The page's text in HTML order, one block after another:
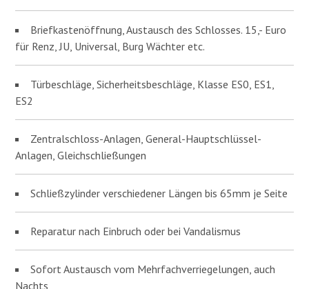
Briefkastenöffnung, Austausch des Schlosses. 15,- Euro
für Renz, JU, Universal, Burg Wächter etc.
Türbeschläge, Sicherheitsbeschläge, Klasse ES0, ES1,
ES2
Zentralschloss-Anlagen, General-Hauptschlüssel-
Anlagen, Gleichschließungen
Schließzylinder verschiedener Längen bis 65mm je Seite
Reparatur nach Einbruch oder bei Vandalismus
Sofort Austausch vom Mehrfachverriegelungen, auch
Nachts